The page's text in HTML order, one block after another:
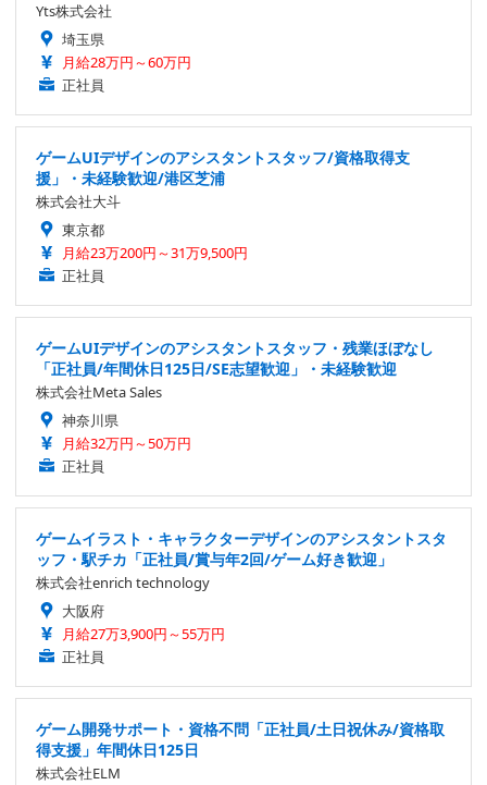
Yts株式会社
埼玉県
月給28万円～60万円
正社員
ゲームUIデザインのアシスタントスタッフ/資格取得支
援」・未経験歓迎/港区芝浦
株式会社大斗
東京都
月給23万200円～31万9,500円
正社員
ゲームUIデザインのアシスタントスタッフ・残業ほぼなし
「正社員/年間休日125日/SE志望歓迎」・未経験歓迎
株式会社Meta Sales
神奈川県
月給32万円～50万円
正社員
ゲームイラスト・キャラクターデザインのアシスタントスタ
ッフ・駅チカ「正社員/賞与年2回/ゲーム好き歓迎」
株式会社enrich technology
大阪府
月給27万3,900円～55万円
正社員
ゲーム開発サポート・資格不問「正社員/土日祝休み/資格取
得支援」年間休日125日
株式会社ELM